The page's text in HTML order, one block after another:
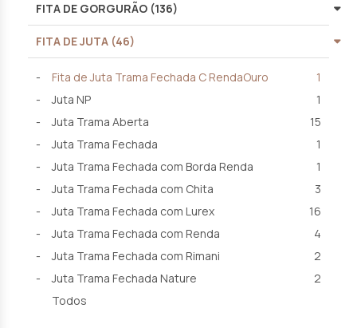
FITA DE GORGURÃO (136)
FITA DE JUTA (46)
Fita de Juta Trama Fechada C RendaOuro
1
Juta NP
1
Juta Trama Aberta
15
Juta Trama Fechada
1
Juta Trama Fechada com Borda Renda
1
Juta Trama Fechada com Chita
3
Juta Trama Fechada com Lurex
16
Juta Trama Fechada com Renda
4
Juta Trama Fechada com Rimani
2
Juta Trama Fechada Nature
2
Todos